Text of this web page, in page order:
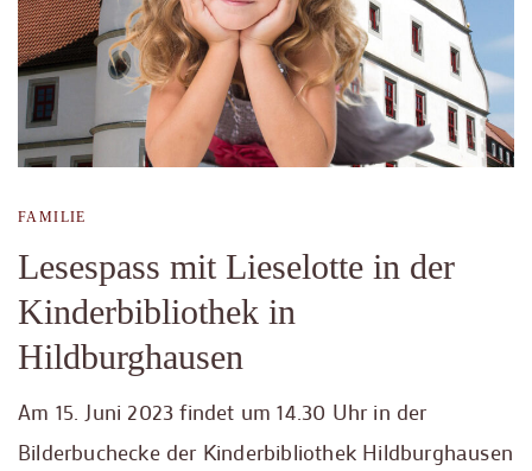
FAMILIE
Lesespass mit Lieselotte in der
Kinderbibliothek in
Hildburghausen
Am 15. Juni 2023 findet um 14.30 Uhr in der
Bilderbuchecke der Kinderbibliothek Hildburghausen